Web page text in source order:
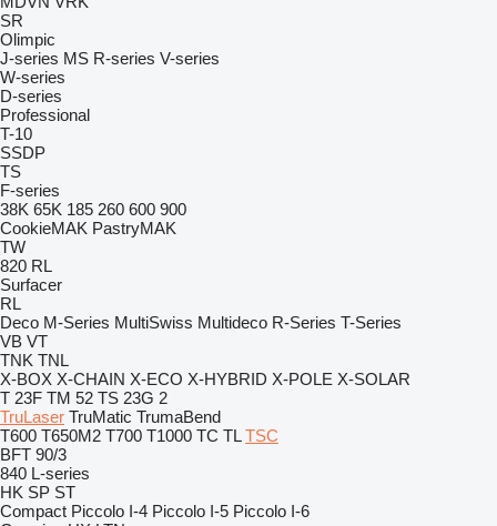
SR
Olimpic
J-series MS R-series V-series
W-series
D-series
Professional
T-10
SSDP
TS
F-series
38K 65K 185 260 600 900
CookieMAK PastryMAK
TW
820 RL
Surfacer
RL
Deco M-Series MultiSwiss Multideco R-Series T-Series
VB VT
TNK TNL
X-BOX X-CHAIN X-ECO X-HYBRID X-POLE X-SOLAR
T 23F TM 52 TS 23G 2
TruLaser TruMatic TrumaBend
T600 T650M2 T700 T1000 TC TL TSC
BFT 90/3
840 L-series
HK SP ST
Compact Piccolo I-4 Piccolo I-5 Piccolo I-6